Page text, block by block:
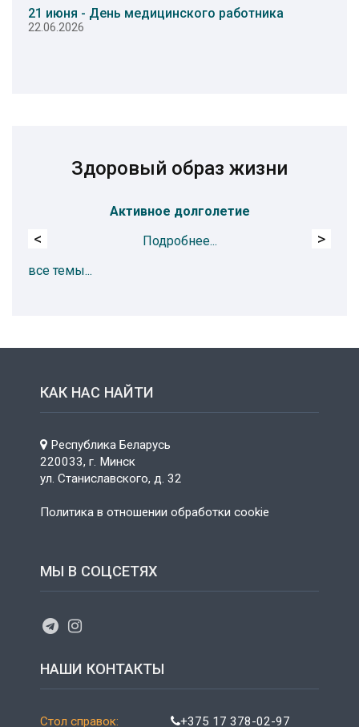
21 июня - День медицинского работника
22.06.2026
Здоровый образ жизни
Активное долголетие
Подробнее...
< >
все темы...
КАК НАС НАЙТИ
Республика Беларусь
220033, г. Минск
ул. Станиславского, д. 32
Политика в отношении обработки cookie
МЫ В СОЦСЕТЯХ
НАШИ КОНТАКТЫ
Стол справок: +375 17 378-02-97